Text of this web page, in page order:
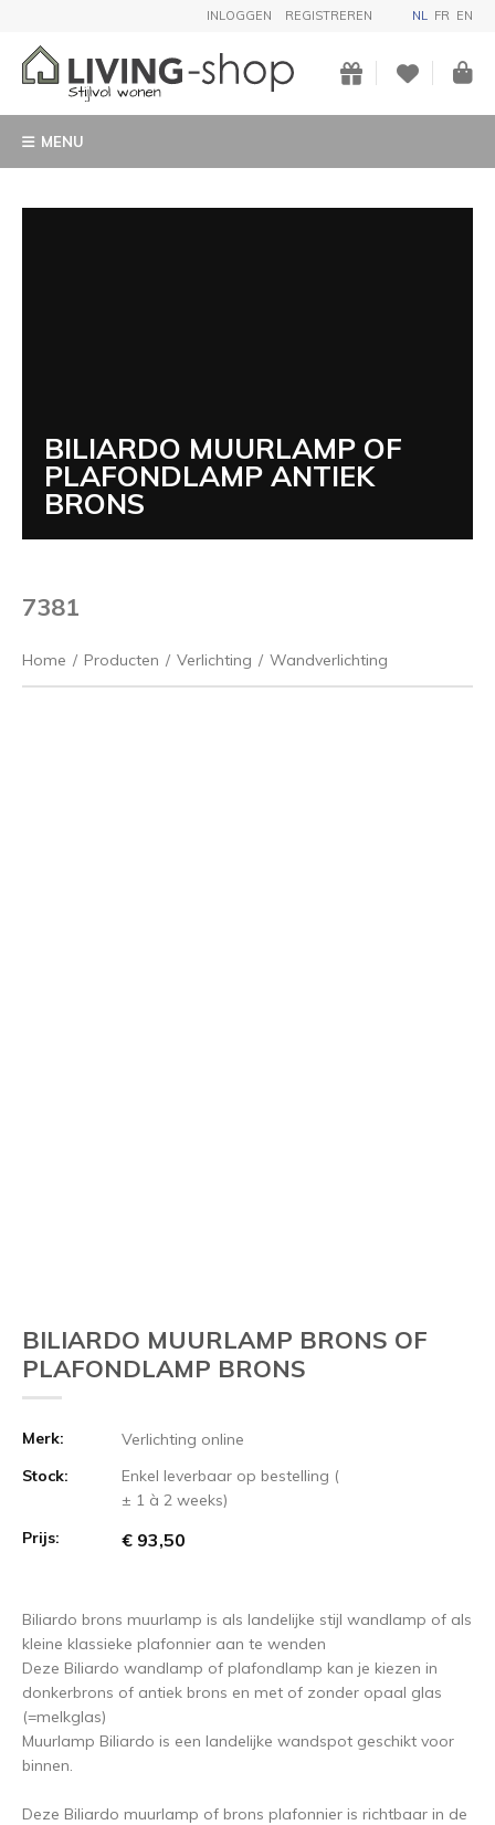
INLOGGEN REGISTREREN NL FR EN
MENU
BILIARDO MUURLAMP OF
PLAFONDLAMP ANTIEK
BRONS
7381
Home / Producten / Verlichting / Wandverlichting
BILIARDO MUURLAMP BRONS OF
PLAFONDLAMP BRONS
Merk:
Verlichting online
Stock:
Enkel leverbaar op bestelling (
± 1 à 2 weeks)
Prijs:
€ 93,50
Biliardo brons muurlamp is als landelijke stijl wandlamp of als
kleine klassieke plafonnier aan te wenden
Deze Biliardo wandlamp of plafondlamp kan je kiezen in
donkerbrons of antiek brons en met of zonder opaal glas
(=melkglas)
Muurlamp Biliardo is een landelijke wandspot geschikt voor
binnen.
Deze Biliardo muurlamp of brons plafonnier is richtbaar in de